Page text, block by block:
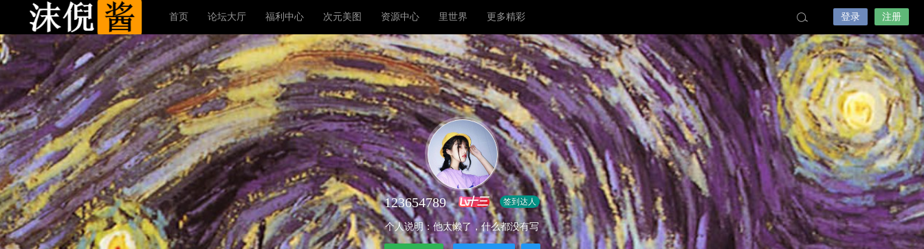
首页 论坛大厅 福利中心 次元美图 资源中心 里世界 更多精彩 登录 注册
123654789 十三 签到达人
个人说明： 他太懒了，什么都没有写